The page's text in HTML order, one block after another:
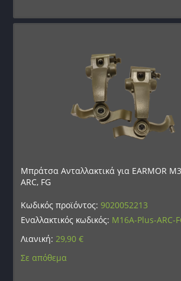
Μπράτσα Ανταλλακτικά για EARMOR
ARC, FG
Κωδικός προϊόντος:9020052213
Εναλλακτικός κωδικός: M16A-Plus-ARC-
Λιανική: 29,90€
Σε απόθεμα